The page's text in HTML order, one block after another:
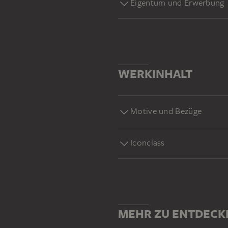
Eigentum und Erwerbung
WERKINHALT
Motive und Bezüge
Iconclass
MEHR ZU